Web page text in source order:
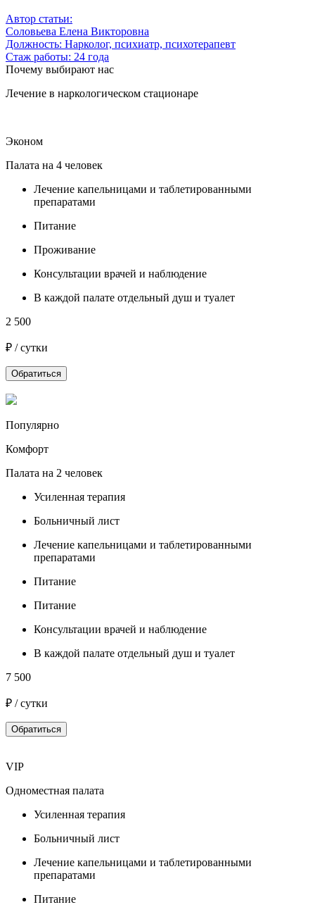
Автор статьи:
Соловьева Елена Викторовна
Должность: Нарколог, психиатр, психотерапевт
Стаж работы: 24 года
Почему выбирают нас
Лечение в наркологическом стационаре
Эконом
Палата на 4 человек
Лечение капельницами и таблетированными
препаратами
Питание
Проживание
Консультации врачей и наблюдение
В каждой палате отдельный душ и туалет
2 500
₽ / сутки
Обратиться
Популярно
Комфорт
Палата на 2 человек
Усиленная терапия
Больничный лист
Лечение капельницами и таблетированными
препаратами
Питание
Питание
Консультации врачей и наблюдение
В каждой палате отдельный душ и туалет
7 500
₽ / сутки
Обратиться
VIP
Одноместная палата
Усиленная терапия
Больничный лист
Лечение капельницами и таблетированными
препаратами
Питание